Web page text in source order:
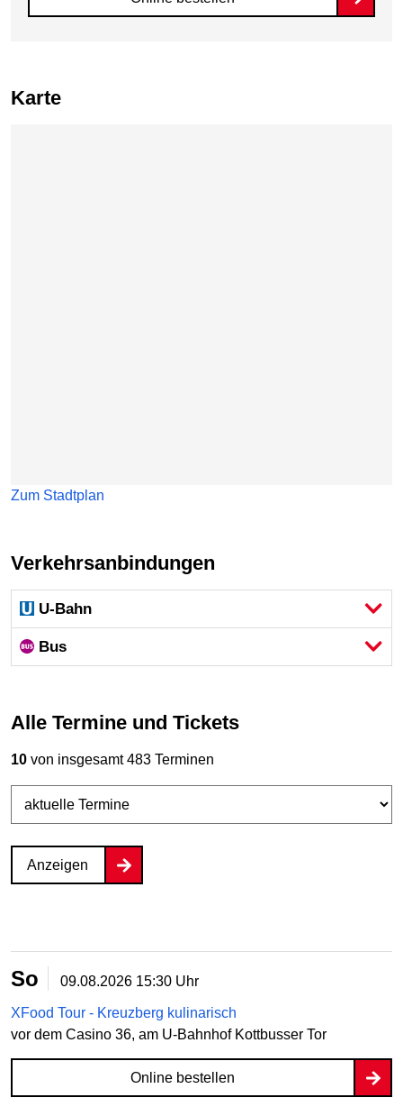
Karte
Zum Stadtplan
Verkehrsanbindungen
U-Bahn
Bus
Alle Termine und Tickets
10 von insgesamt 483 Terminen
Anzeigen
So 09.08.2026 15:30 Uhr
XFood Tour - Kreuzberg kulinarisch
vor dem Casino 36, am U-Bahnhof Kottbusser Tor
Online bestellen